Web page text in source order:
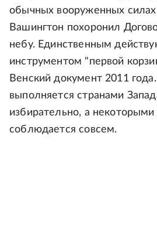
обычных вооруженных силах
Вашингтон похоронил
небу. Единственным
инструментом "первой
Венский документ 2011
выполняется странами
избирательно, а некоторыми
соблюдается совсем.